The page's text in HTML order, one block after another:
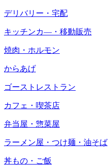
デリバリー・宅配
キッチンカ―・移動販売
焼肉・ホルモン
からあげ
ゴーストレストラン
カフェ・喫茶店
弁当屋・惣菜屋
ラーメン屋・つけ麺・油そば
丼もの・ご飯